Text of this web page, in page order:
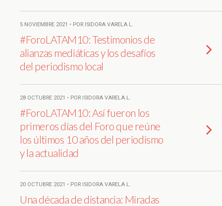
5 NOVIEMBRE 2021 • POR ISIDORA VARELA L.
#ForoLATAM10: Testimonios de
alianzas mediáticas y los desafíos
del periodismo local
28 OCTUBRE 2021 • POR ISIDORA VARELA L.
#ForoLATAM10: Así fueron los
primeros días del Foro que reúne
los últimos 10 años del periodismo
y la actualidad
20 OCTUBRE 2021 • POR ISIDORA VARELA L.
Una década de distancia: Miradas